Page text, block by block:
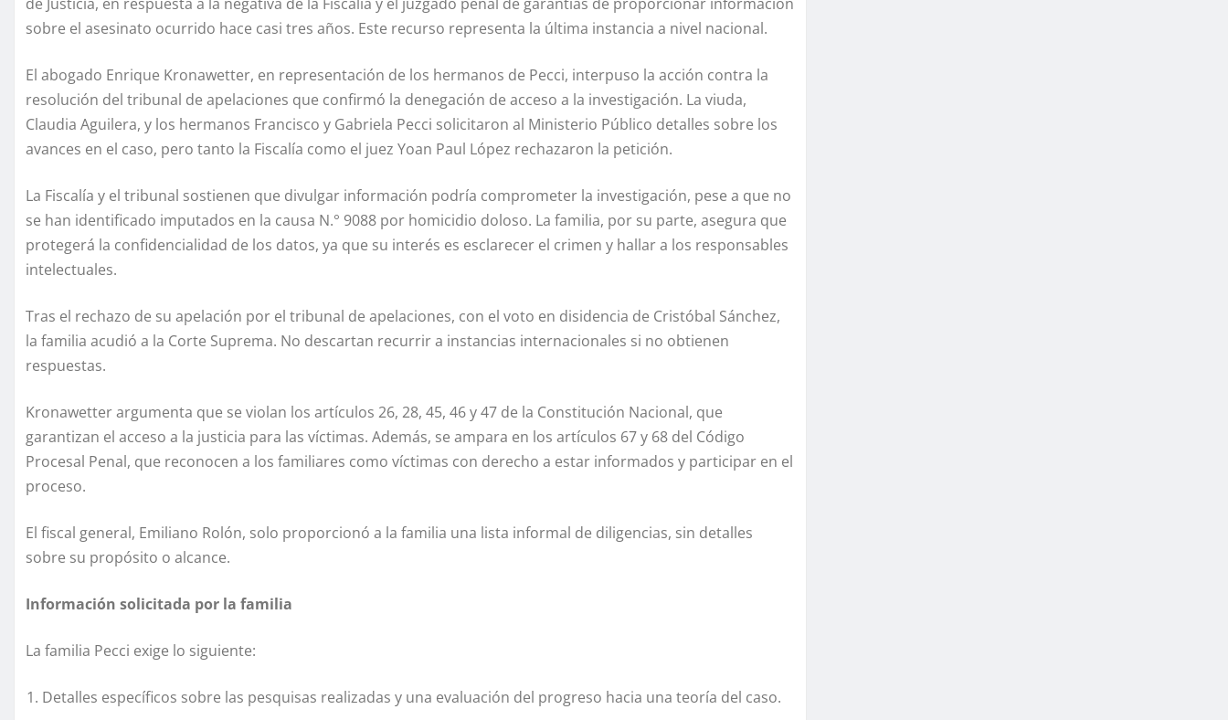
sobre el asesinato ocurrido hace casi tres años. Este recurso representa la última instancia a nivel nacional.
El abogado Enrique Kronawetter, en representación de los hermanos de Pecci, interpuso la acción contra la
resolución del tribunal de apelaciones que confirmó la denegación de acceso a la investigación. La viuda,
Claudia Aguilera, y los hermanos Francisco y Gabriela Pecci solicitaron al Ministerio Público detalles sobre los
avances en el caso, pero tanto la Fiscalía como el juez Yoan Paul López rechazaron la petición.
La Fiscalía y el tribunal sostienen que divulgar información podría comprometer la investigación, pese a que no
se han identificado imputados en la causa N.° 9088 por homicidio doloso. La familia, por su parte, asegura que
protegerá la confidencialidad de los datos, ya que su interés es esclarecer el crimen y hallar a los responsables
intelectuales.
Tras el rechazo de su apelación por el tribunal de apelaciones, con el voto en disidencia de Cristóbal Sánchez,
la familia acudió a la Corte Suprema. No descartan recurrir a instancias internacionales si no obtienen
respuestas.
Kronawetter argumenta que se violan los artículos 26, 28, 45, 46 y 47 de la Constitución Nacional, que
garantizan el acceso a la justicia para las víctimas. Además, se ampara en los artículos 67 y 68 del Código
Procesal Penal, que reconocen a los familiares como víctimas con derecho a estar informados y participar en el
proceso.
El fiscal general, Emiliano Rolón, solo proporcionó a la familia una lista informal de diligencias, sin detalles
sobre su propósito o alcance.
Información solicitada por la familia
La familia Pecci exige lo siguiente:
Detalles específicos sobre las pesquisas realizadas y una evaluación del progreso hacia una teoría del caso.